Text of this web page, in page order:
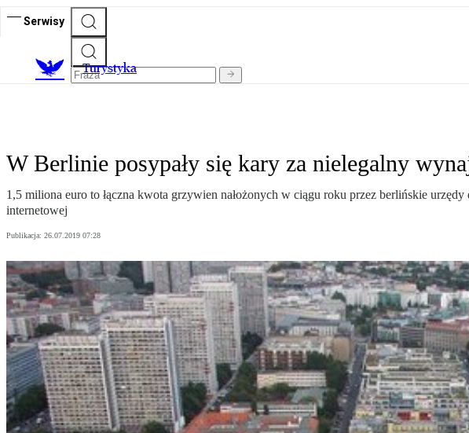
Serwisy
Turystyka
W Berlinie posypały się kary za nielegalny
1,5 miliona euro to łączna kwota grzywien nałożonych w ciągu roku przez berlińskie
internetowej
Publikacja: 26.07.2019 07:28